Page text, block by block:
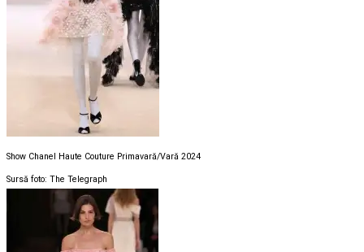
Show Chanel Haute Couture Primavară/Vară 2024
Sursă foto: The Telegraph